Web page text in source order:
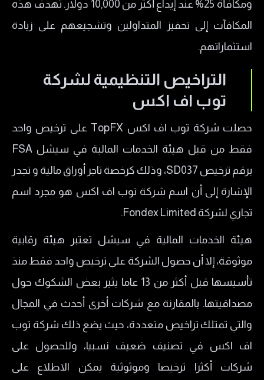
ومكافأة 25% عند إيداع أكثر من 10,000 دولار. تهدف هذه
المكافآت إلى تحفيز المتداولين وتشجيعهم على زيادة
استثماراتهم.
التراخيص التنظيمية لشركة
توب اف اكس
حصلت شركة توب اف اكس TopFX على ترخيص واحد
فقط من قبل هيئة الخدمات المالية في سيشل FSA
برقم ترخيص SD037، وذلك كرخصة تاجر أوراق مالية و تجدر
الإشارة إلى أن اسم شركة توب اف اكس هو مجرد اسم
تجاري لشركة Fondex Limited.
هيئة الخدمات المالية في سيشل تعتبر هيئة رقابية
موثوقة، إلا أن حصول الشركة على ترخيص واحد فقط منذ
تأسيسها قبل أكثر من 13 عاما يثير بعض الشكوك حول
مصداقيتها. بالمقارنة مع شركات أخرى أحدث في المجال
والتي تمتلك تراخيص متعددة، حيث يضع ذلك شركة توب
اف اكس في تصنيف ضعيف نسبيا، وللحصول على
شركات أكثرا ترخيصا وموثوثية يمكن الاطلاع على